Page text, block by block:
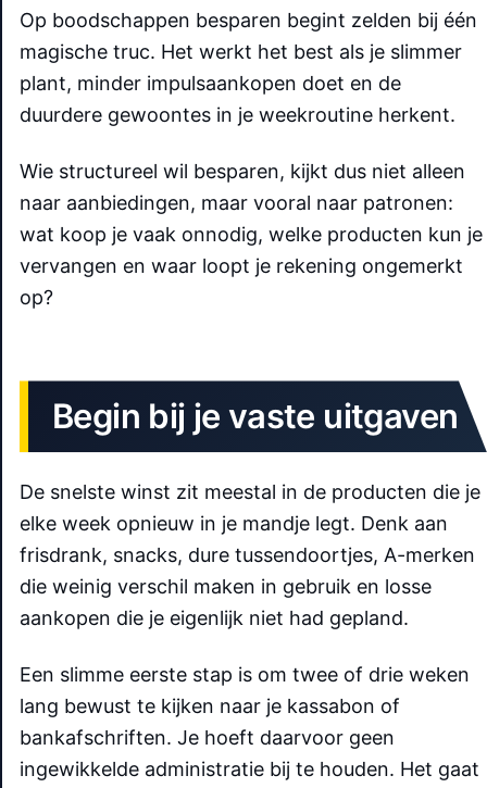
Op boodschappen besparen begint zelden bij één
magische truc. Het werkt het best als je slimmer
plant, minder impulsaankopen doet en de
duurdere gewoontes in je weekroutine herkent.
Wie structureel wil besparen, kijkt dus niet alleen
naar aanbiedingen, maar vooral naar patronen:
wat koop je vaak onnodig, welke producten kun je
vervangen en waar loopt je rekening ongemerkt
op?
Begin bij je vaste uitgaven
De snelste winst zit meestal in de producten die je
elke week opnieuw in je mandje legt. Denk aan
frisdrank, snacks, dure tussendoortjes, A-merken
die weinig verschil maken in gebruik en losse
aankopen die je eigenlijk niet had gepland.
Een slimme eerste stap is om twee of drie weken
lang bewust te kijken naar je kassabon of
bankafschriften. Je hoeft daarvoor geen
ingewikkelde administratie bij te houden. Het gaat